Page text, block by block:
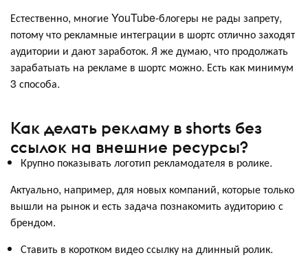
Естественно, многие YouTube-блогеры не рады запрету,
потому что рекламные интеграции в шортс отлично заходят
аудитории и дают заработок. Я же думаю, что продолжать
зарабатыать на рекламе в шортс можно. Есть как минимум
3 способа.
Как делать рекламу в shorts без
ссылок на внешние ресурсы?
Крупно показывать логотип рекламодателя в ролике.
Актуально, например, для новых компаний, которые только
вышли на рынок и есть задача познакомить аудиторию с
брендом.
Ставить в коротком видео ссылку на длинный ролик.